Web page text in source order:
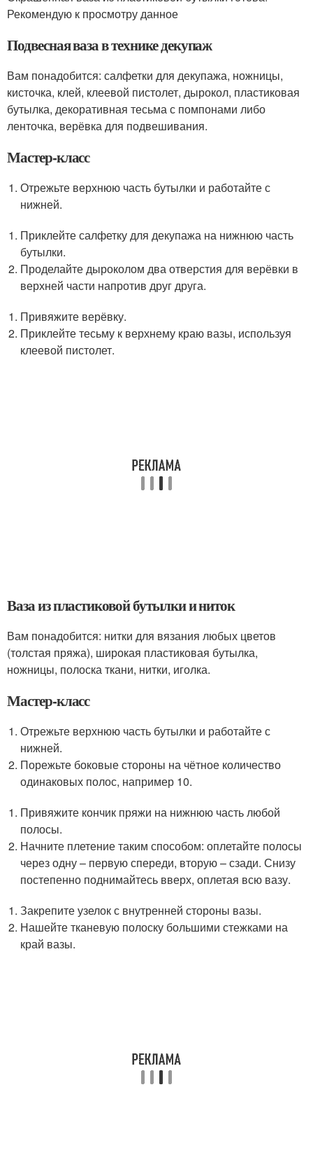
Рекомендую к просмотру данное
Подвесная ваза в технике декупаж
Вам понадобится: салфетки для декупажа, ножницы,
кисточка, клей, клеевой пистолет, дырокол, пластиковая
бутылка, декоративная тесьма с помпонами либо
ленточка, верёвка для подвешивания.
Мастер-класс
Отрежьте верхнюю часть бутылки и работайте с
нижней.
Приклейте салфетку для декупажа на нижнюю часть
бутылки.
Проделайте дыроколом два отверстия для верёвки в
верхней части напротив друг друга.
Привяжите верёвку.
Приклейте тесьму к верхнему краю вазы, используя
клеевой пистолет.
Ваза из пластиковой бутылки и ниток
Вам понадобится: нитки для вязания любых цветов
(толстая пряжа), широкая пластиковая бутылка,
ножницы, полоска ткани, нитки, иголка.
Мастер-класс
Отрежьте верхнюю часть бутылки и работайте с
нижней.
Порежьте боковые стороны на чётное количество
одинаковых полос, например 10.
Привяжите кончик пряжи на нижнюю часть любой
полосы.
Начните плетение таким способом: оплетайте полосы
через одну – первую спереди, вторую – сзади. Снизу
постепенно поднимайтесь вверх, оплетая всю вазу.
Закрепите узелок с внутренней стороны вазы.
Нашейте тканевую полоску большими стежками на
край вазы.